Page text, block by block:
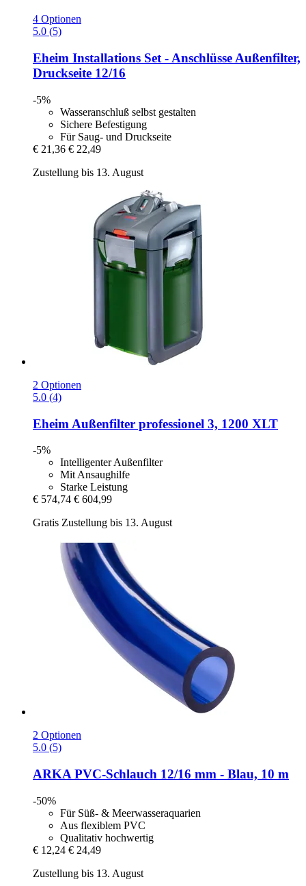
4 Optionen
5.0 (5)
Eheim Installations Set -​ Anschlüsse Außenfilter,
Druckseite 12/16
-5%
Wasseranschluß selbst gestalten
Sichere Befestigung
Für Saug- und Druckseite
€ 21,36 € 22,49
Zustellung bis 13. August
2 Optionen
5.0 (4)
Eheim Außenfilter professionel 3, 1200 XLT
-5%
Intelligenter Außenfilter
Mit Ansaughilfe
Starke Leistung
€ 574,74 € 604,99
Gratis Zustellung bis 13. August
2 Optionen
5.0 (5)
ARKA PVC-​Schlauch 12/16 mm -​ Blau, 10 m
-50%
Für Süß- & Meerwasseraquarien
Aus flexiblem PVC
Qualitativ hochwertig
€ 12,24 € 24,49
Zustellung bis 13. August